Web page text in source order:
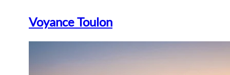
Voyance Toulon